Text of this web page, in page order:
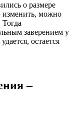
о размере
изменить, можно
заверением у
остается
–